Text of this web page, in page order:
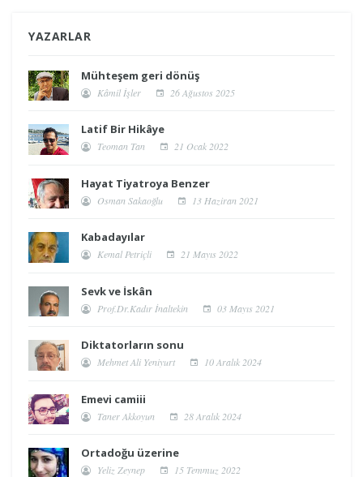
YAZARLAR
Mühteşem geri dönüş
Kâmil İşler 26 Ağustos 2025
Latif Bir Hikâye
Teoman Tan 21 Ocak 2022
Hayat Tiyatroya Benzer
Osman Sakaoğlu 13 Haziran 2021
Kabadayılar
Kemal Petriçli 21 Mayıs 2022
Sevk ve İskân
Prof.Dr.Kadır İnaltekin 03 Mayıs 2021
Diktatorların sonu
Mehmet Ali Yeniyurt 10 Aralık 2024
Emevi camiii
Taner Akkoyun 28 Aralık 2024
Ortadoğu üzerine
Yeliz Zeynep 15 Temmuz 2022